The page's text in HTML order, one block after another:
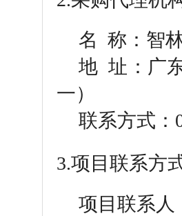
名 称：智
地 址：广
一）
联系方式：
3.项目联系方
项目联系人